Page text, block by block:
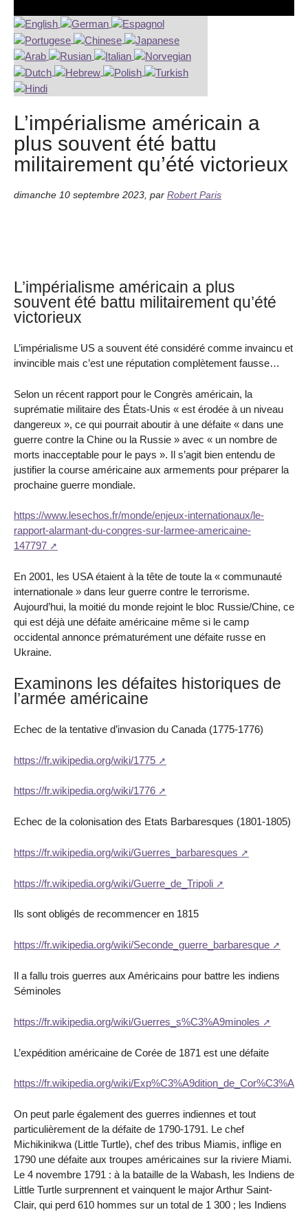
L’impérialisme américain a
plus souvent été battu
militairement qu’été victorieux
dimanche 10 septembre 2023 par Robert Paris
L’impérialisme américain a plus
souvent été battu militairement qu’été
victorieux
L’impérialisme US a souvent été considéré comme invaincu et
invincible mais c’est une réputation complètement fausse…
Selon un récent rapport pour le Congrès américain, la
suprématie militaire des États-Unis « est érodée à un niveau
dangereux », ce qui pourrait aboutir à une défaite « dans une
guerre contre la Chine ou la Russie » avec « un nombre de
morts inacceptable pour le pays ». Il s’agit bien entendu de
justifier la course américaine aux armements pour préparer la
prochaine guerre mondiale.
https://www.lesechos.fr/monde/enjeux-internationaux/le-
rapport-alarmant-du-congres-sur-larmee-americaine-
147797
En 2001, les USA étaient à la tête de toute la « communauté
internationale » dans leur guerre contre le terrorisme.
Aujourd’hui, la moitié du monde rejoint le bloc Russie/Chine, ce
qui est déjà une défaite américaine même si le camp
occidental annonce prématurément une défaite russe en
Ukraine.
Examinons les défaites historiques de
l’armée américaine
Echec de la tentative d’invasion du Canada (1775-1776)
https://fr.wikipedia.org/wiki/1775
https://fr.wikipedia.org/wiki/1776
Echec de la colonisation des Etats Barbaresques (1801-1805)
https://fr.wikipedia.org/wiki/Guerres_barbaresques
https://fr.wikipedia.org/wiki/Guerre_de_Tripoli
Ils sont obligés de recommencer en 1815
https://fr.wikipedia.org/wiki/Seconde_guerre_barbaresque
Il a fallu trois guerres aux Américains pour battre les indiens
Séminoles
https://fr.wikipedia.org/wiki/Guerres_s%C3%A9minoles
L’expédition américaine de Corée de 1871 est une défaite
https://fr.wikipedia.org/wiki/Exp%C3%A9dition_de_Cor%C3%A9e
On peut parle également des guerres indiennes et tout
particulièrement de la défaite de 1790-1791. Le chef
Michikinikwa (Little Turtle), chef des tribus Miamis, inflige en
1790 une défaite aux troupes américaines sur la riviere Miami.
Le 4 novembre 1791 : à la bataille de la Wabash, les Indiens de
Little Turtle surprennent et vainquent le major Arthur Saint-
Clair, qui perd 610 hommes sur un total de 1 300 ; les Indiens